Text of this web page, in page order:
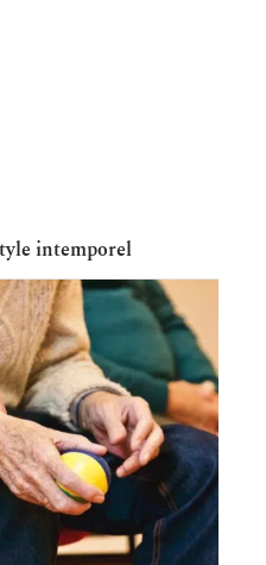
intemporel